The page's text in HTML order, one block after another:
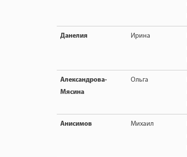
Данелия Ирина
Александрова-
Мясина
Ольга
Анисимов Михаил